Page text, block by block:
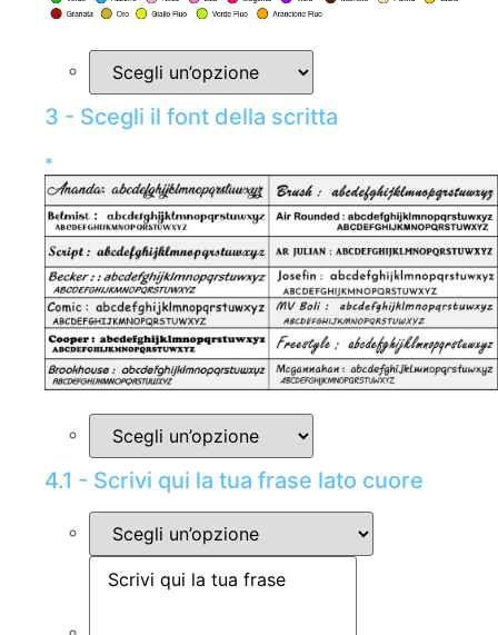
3 - Scegli il font della scritta
*
4.1 - Scrivi qui la tua frase lato cuore